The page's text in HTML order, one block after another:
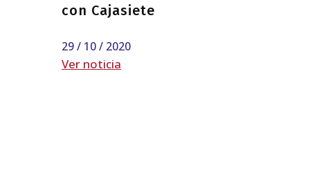
con Cajasiete
29 / 10 / 2020
Ver noticia